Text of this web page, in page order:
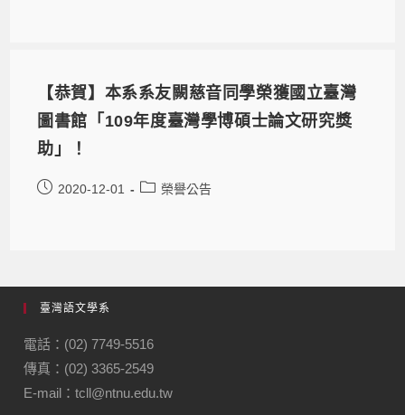
【恭賀】本系系友闕慈音同學榮獲國立臺灣
圖書館「109年度臺灣學博碩士論文研究獎
助」！
2020-12-01 榮譽公告
臺灣語文學系
電話：(02) 7749-5516
傳真：(02) 3365-2549
E-mail：tcll@ntnu.edu.tw